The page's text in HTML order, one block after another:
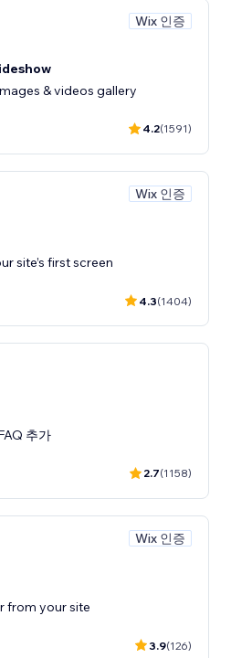
Wix 인증
& videos gallery
4.2(1591)
Wix 인증
site’s first screen
4.3(1404)
추가
2.7(1158)
Wix 인증
from your site
3.9(126)